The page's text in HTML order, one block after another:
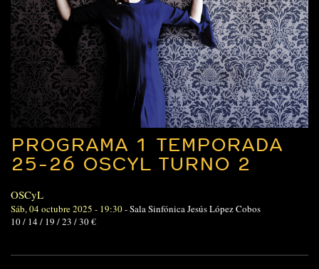
PROGRAMA 1 TEMPORADA
25-26 OSCYL TURNO 2
OSCyL
Sáb, 04 octubre 2025 - 19:30-Sala Sinfónica Jesús López Cobos
10 / 14 / 19 / 23 / 30 €